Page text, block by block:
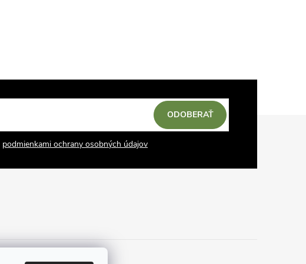
podmienkami ochrany osobných údajov
ODOBERAŤ